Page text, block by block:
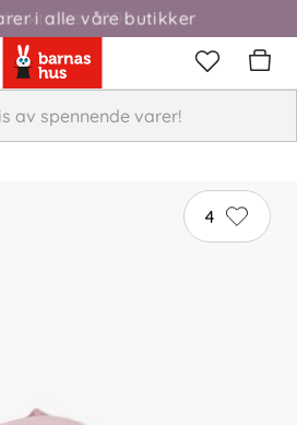
i alle våre butikker
frakt over 1000,-
4